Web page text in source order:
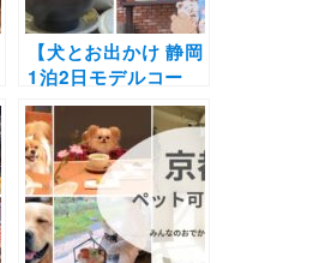
〜忍野八海コース
【犬とお出かけ 静岡
1泊2日モデルコー
ス】人気の伊豆でグ
ルメや体験を堪能！
伊豆高原ビールうま
いもん処店～伊豆テ
ディベア・ミュージ
アム～小室山～プチ
ホテル アニマーレ